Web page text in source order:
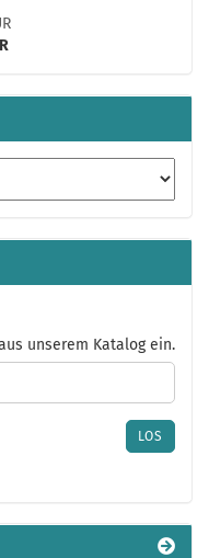
unserem Katalog ein.
LOS